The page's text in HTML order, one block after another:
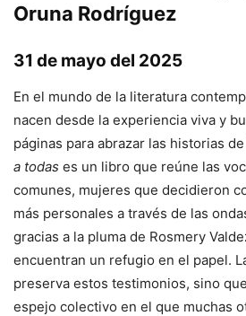
Oruna Rodríguez
31 de mayo del 2025
En el mundo de la literatura
nacen desde la experiencia viva y
páginas para abrazar las historias
a todas es un libro que reúne las
comunes, mujeres que decidieron
más personales a través de las
gracias a la pluma de Rosmery
encuentran un refugio en el papel.
preserva estos testimonios, sino
espejo colectivo en el que muchas